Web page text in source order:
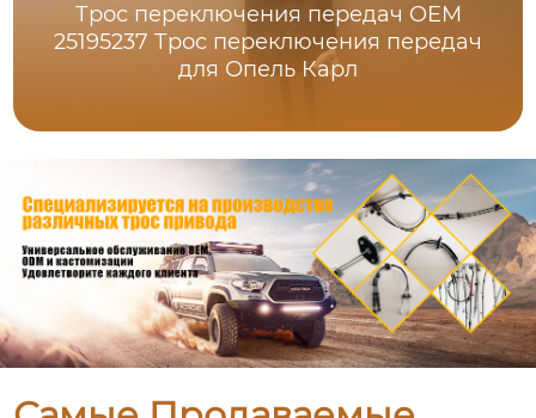
Трос переключения передач OEM
25195237 Трос переключения передач
для Опель Карл